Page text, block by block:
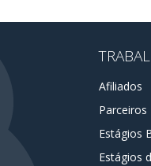
Afiliados
Parceiros
Estágios
Estágios